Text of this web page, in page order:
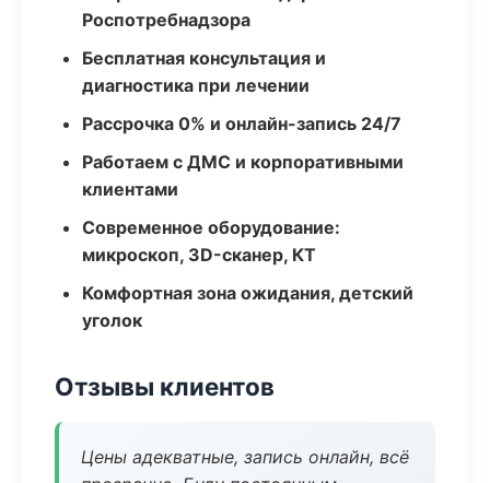
Роспотребнадзора
Бесплатная консультация и
диагностика при лечении
Рассрочка 0% и онлайн-запись 24/7
Работаем с ДМС и корпоративными
клиентами
Современное оборудование:
микроскоп, 3D-сканер, КТ
Комфортная зона ожидания, детский
уголок
Отзывы клиентов
Цены адекватные, запись онлайн, всё